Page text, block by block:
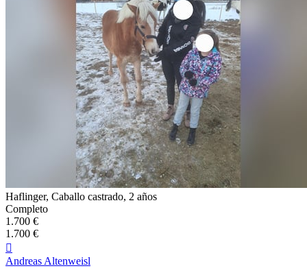
Haflinger, Caballo castrado, 2 años
Completo
1.700 €
1.700 €

Andreas Altenweisl